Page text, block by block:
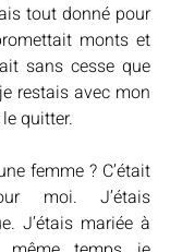
tout donné pour
monts et
sans cesse que
restais avec mon
quitter.
femme ? C’était
moi. J’étais
J’étais mariée à